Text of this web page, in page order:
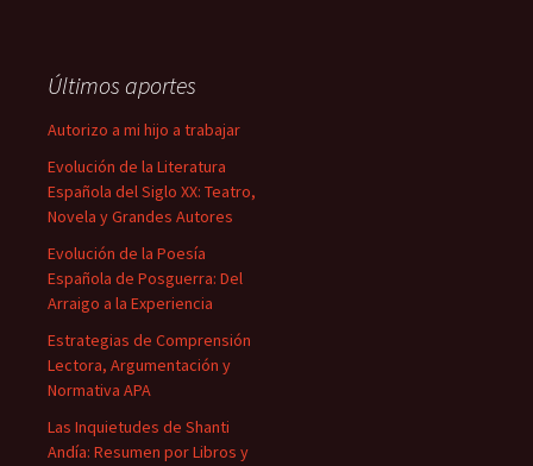
Últimos aportes
Autorizo a mi hijo a trabajar
Evolución de la Literatura
Española del Siglo XX: Teatro,
Novela y Grandes Autores
Evolución de la Poesía
Española de Posguerra: Del
Arraigo a la Experiencia
Estrategias de Comprensión
Lectora, Argumentación y
Normativa APA
Las Inquietudes de Shanti
Andía: Resumen por Libros y